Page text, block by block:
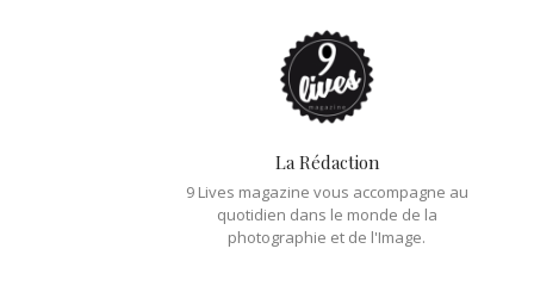
La Rédaction
9 Lives magazine vous accompagne au
quotidien dans le monde de la
photographie et de l'Image.